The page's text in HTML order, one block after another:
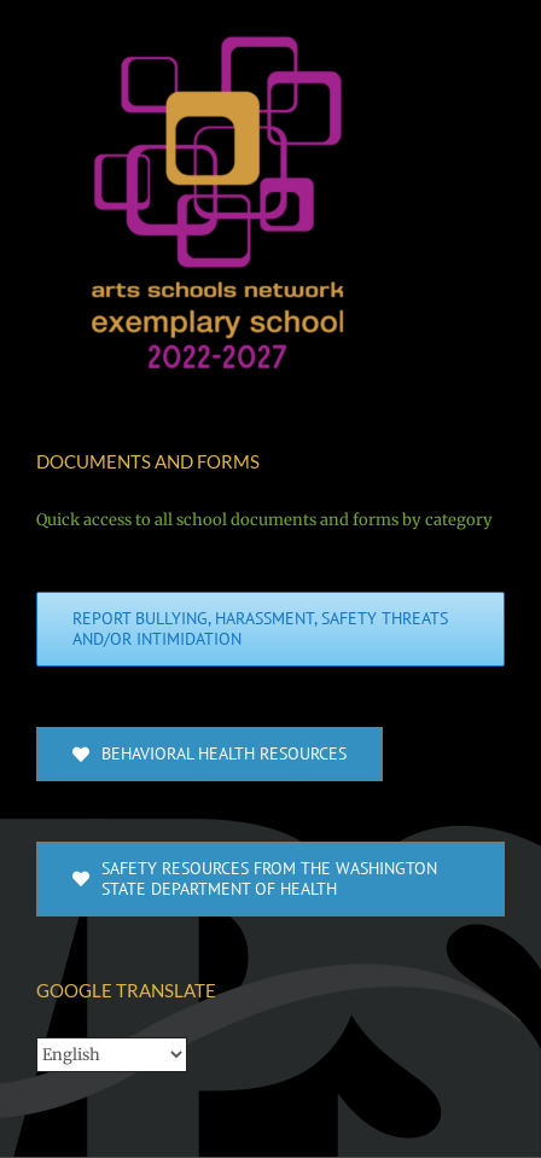
DOCUMENTS AND FORMS
Quick access to all school documents and forms by category
REPORT BULLYING, HARASSMENT, SAFETY THREATS
AND/OR INTIMIDATION
BEHAVIORAL HEALTH RESOURCES
SAFETY RESOURCES FROM THE WASHINGTON
STATE DEPARTMENT OF HEALTH
GOOGLE TRANSLATE